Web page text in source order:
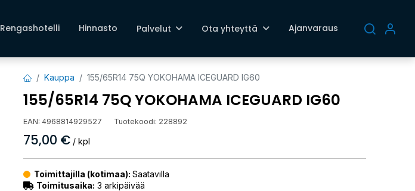
Rengashotelli Hinnasto Palvelut Ota yhteyttä Ajanvaraus
Kauppa 155/65R14 75Q YOKOHAMA ICEGUARD IG60
155/65R14 75Q YOKOHAMA ICEGUARD IG60
EAN: 4968814929527 Tuotekoodi: 228892
75,00 € / kpl
Toimittajilla (kotimaa): Saatavilla
Toimitusaika: 3 arkipäivää